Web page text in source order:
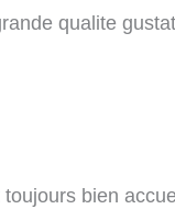
qualite
bien